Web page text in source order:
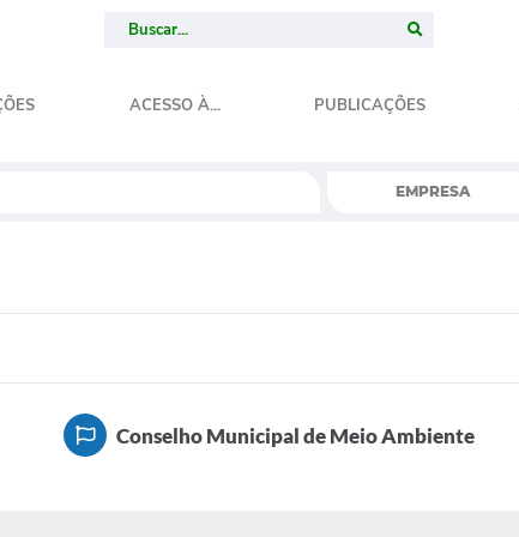
ACESSO À... PUBLICAÇÕES
EMPRESA
Conselho Municipal de Meio Ambiente